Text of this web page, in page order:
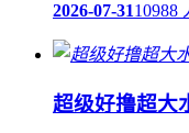
2026-07-3110988
超级好撸超大